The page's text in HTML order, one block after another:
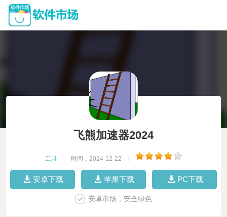
飞熊加速器2024
工具 时间：2024-12-22
安卓下载 苹果下载 PC下载
安卓市场，安全绿色